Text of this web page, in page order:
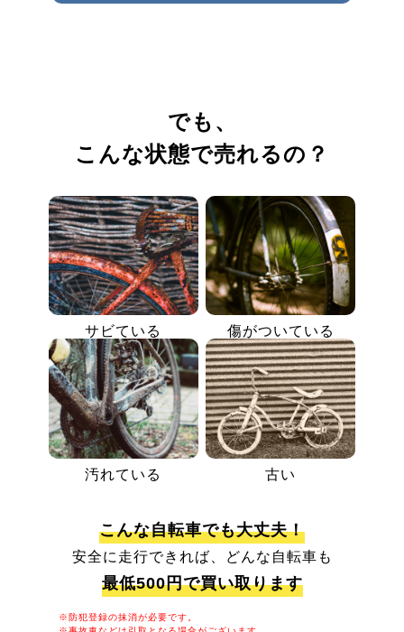
でも、
こんな状態で売れるの？
サビている 傷がついている
汚れている 古い
こんな自転車でも大丈夫！
安全に走行できれば、どんな自転車も
最低500円で買い取ります
※防犯登録の抹消が必要です。